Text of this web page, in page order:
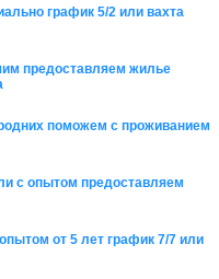
график 5/2 или вахта
предоставляем жилье
поможем с проживанием
с опытом предоставляем
от 5 лет график 7/7 или